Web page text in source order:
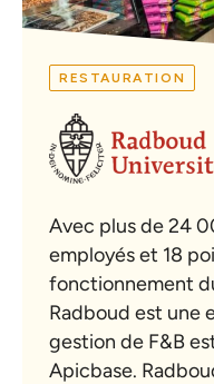
RESTAURATION
Avec plus de 24
employés et 18
fonctionnement
Radboud est une
gestion de F&B
Apicbase.